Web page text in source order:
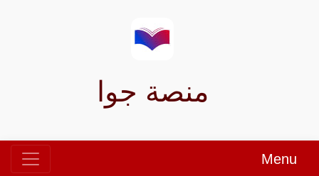
منصة جوا
Menu